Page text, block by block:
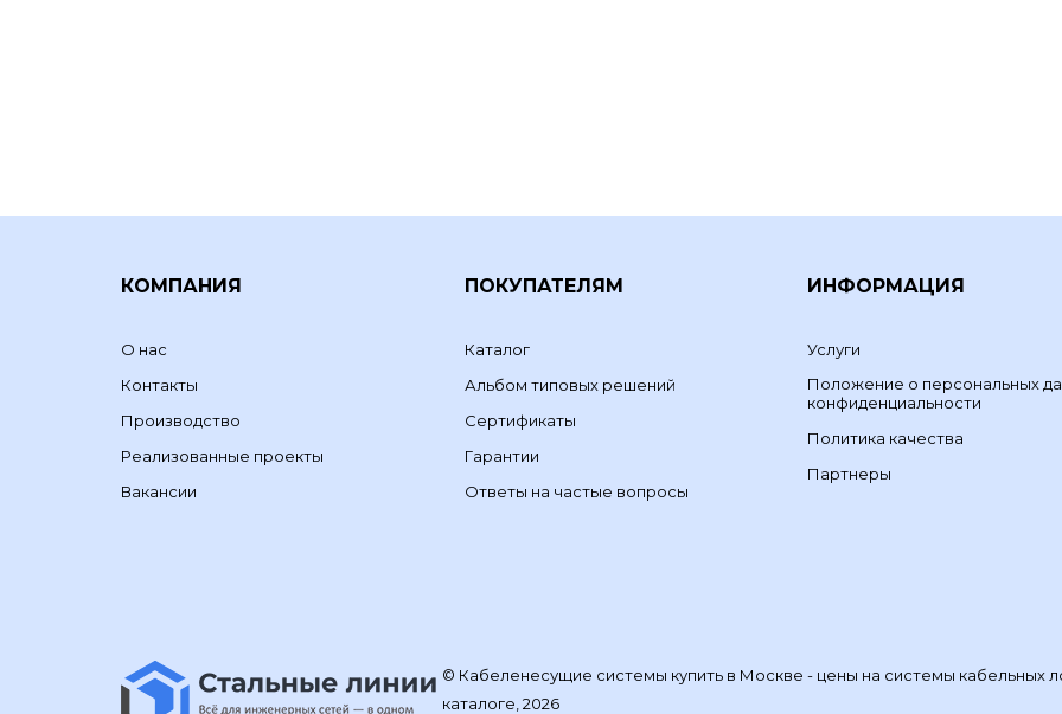
КОМПАНИЯ
О нас
Контакты
Производство
Реализованные проекты
Вакансии
ПОКУПАТЕЛЯМ
Каталог
Альбом типовых решений
Сертификаты
Гарантии
Ответы на частые вопросы
ИНФОРМАЦИЯ
Услуги
Положение о персональных
конфиденциальности
Политика качества
Партнеры
© Кабеленесущие системы купить в Москве - цены на системы кабельных
каталоге, 2026